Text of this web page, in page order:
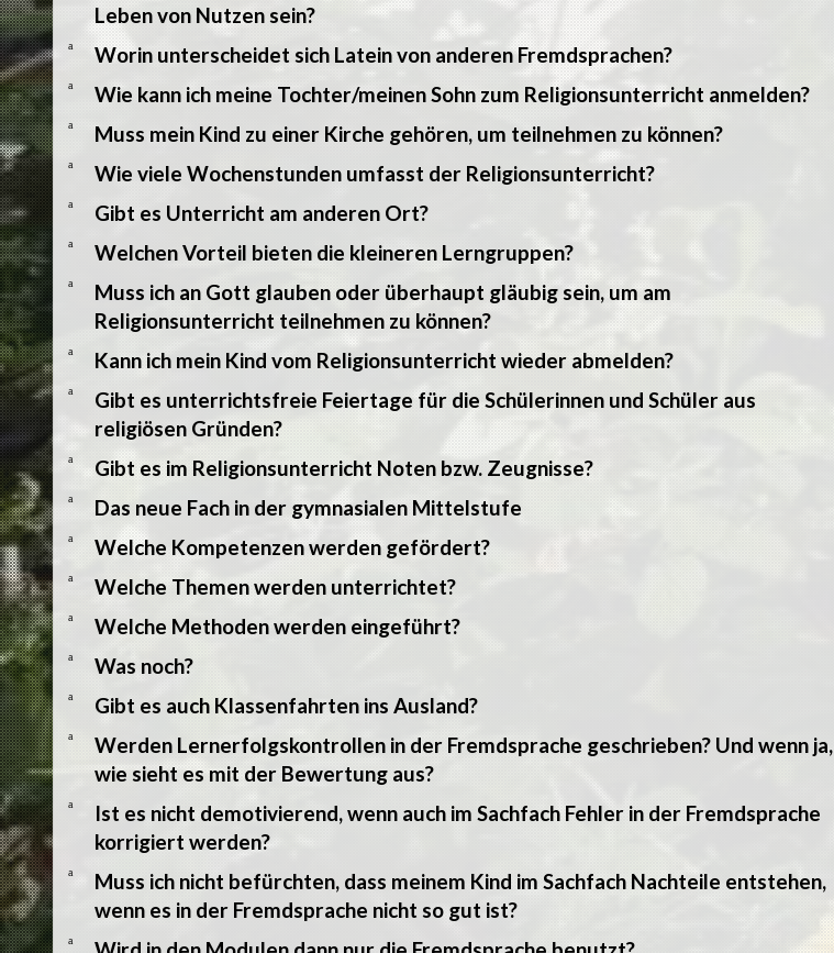
Leben von Nutzen sein?
a Worin unterscheidet sich Latein von anderen Fremdsprachen?
a Wie kann ich meine Tochter/meinen Sohn zum Religionsunterricht anmelden?
a Muss mein Kind zu einer Kirche gehören, um teilnehmen zu können?
a Wie viele Wochenstunden umfasst der Religionsunterricht?
a Gibt es Unterricht am anderen Ort?
a Welchen Vorteil bieten die kleineren Lerngruppen?
a
Muss ich an Gott glauben oder überhaupt gläubig sein, um am
Religionsunterricht teilnehmen zu können?
a Kann ich mein Kind vom Religionsunterricht wieder abmelden?
a
Gibt es unterrichtsfreie Feiertage für die Schülerinnen und Schüler aus
religiösen Gründen?
a Gibt es im Religionsunterricht Noten bzw. Zeugnisse?
a Das neue Fach in der gymnasialen Mittelstufe
a Welche Kompetenzen werden gefördert?
a Welche Themen werden unterrichtet?
a Welche Methoden werden eingeführt?
a Was noch?
a Gibt es auch Klassenfahrten ins Ausland?
a
Werden Lernerfolgskontrollen in der Fremdsprache geschrieben? Und wenn ja,
wie sieht es mit der Bewertung aus?
a
Ist es nicht demotivierend, wenn auch im Sachfach Fehler in der Fremdsprache
korrigiert werden?
a
Muss ich nicht befürchten, dass meinem Kind im Sachfach Nachteile entstehen,
wenn es in der Fremdsprache nicht so gut ist?
a